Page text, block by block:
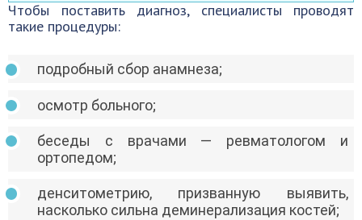
Чтобы поставить диагноз, специалисты проводят
такие процедуры:
подробный сбор анамнеза;
осмотр больного;
беседы с врачами — ревматологом и
ортопедом;
денситометрию, призванную выявить,
насколько сильна деминерализация костей;